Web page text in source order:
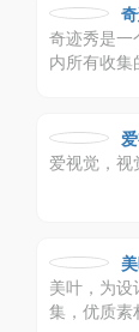
奇迹秀是一
内所有收
爱视觉，视
美叶，为
集，优质素